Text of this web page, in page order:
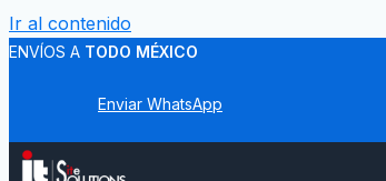
Ir al contenido
ENVÍOS A TODO MÉXICO
Enviar WhatsApp